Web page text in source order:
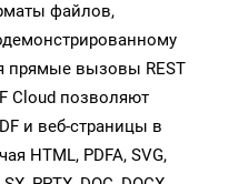
файлов,
прямые вызовы REST
Cloud позволяют
и веб-страницы в
HTML, PDFA, SVG,